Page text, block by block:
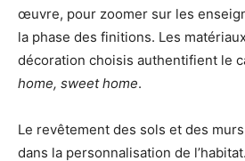
œuvre, pour zoomer sur les
la phase des finitions. Les
décoration choisis authentifient le
home, sweet home.
Le revêtement des sols et des
dans la personnalisation de